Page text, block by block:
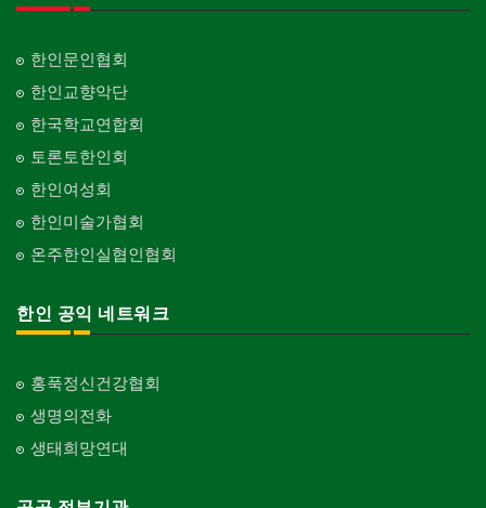
한인문인협회
한인교향악단
한국학교연합회
토론토한인회
한인여성회
한인미술가협회
온주한인실협인협회
한인 공익 네트워크
홍푹정신건강협회
생명의전화
생태희망연대